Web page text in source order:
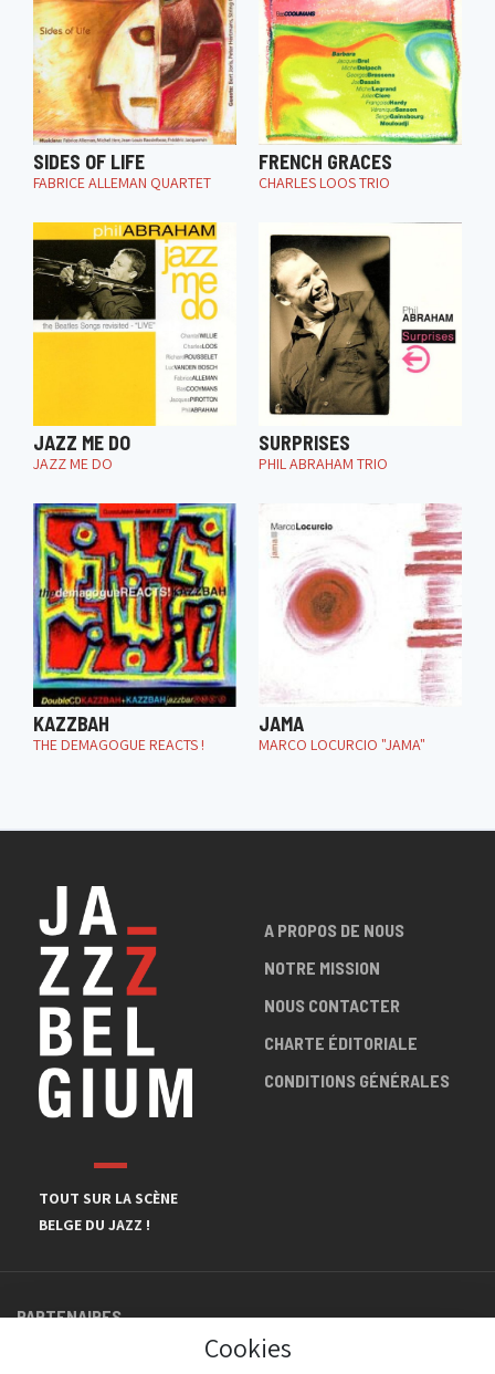
SIDES OF LIFE
FABRICE ALLEMAN QUARTET
FRENCH GRACES
CHARLES LOOS TRIO
JAZZ ME DO
JAZZ ME DO
SURPRISES
PHIL ABRAHAM TRIO
KAZZBAH
THE DEMAGOGUE REACTS !
JAMA
MARCO LOCURCIO "JAMA"
TOUT SUR LA SCÈNE
BELGE DU JAZZ !
A PROPOS DE NOUS
NOTRE MISSION
NOUS CONTACTER
CHARTE ÉDITORIALE
CONDITIONS GÉNÉRALES
PARTENAIRES
Cookies